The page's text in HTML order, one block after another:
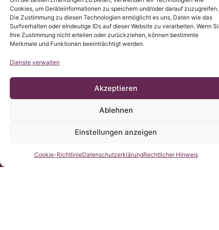
Cookies, um Geräteinformationen zu speichern und/oder darauf zuzugreifen.
Die Zustimmung zu diesen Technologien ermöglicht es uns, Daten wie das
Surfverhalten oder eindeutige IDs auf dieser Website zu verarbeiten. Wenn
Ihre Zustimmung nicht erteilen oder zurückziehen, können bestimmte
Merkmale und Funktionen beeinträchtigt werden.
Dienste verwalten
Akzeptieren
Ablehnen
Einstellungen anzeigen
Cookie-RichtlinieDatenschutzerklärungRechtlicher Hinweis
Kontaktieren Sie uns